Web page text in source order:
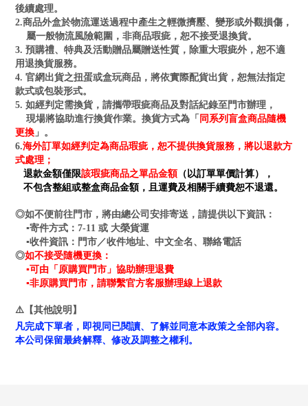
後續處理。
2.商品外盒於物流運送過程中產生之輕微擠壓、變形或外觀損傷，
屬一般物流風險範圍，非商品瑕疵，恕不接受退換貨。
3. 預購禮、特典及活動贈品屬贈送性質，除重大瑕疵外，恕不適
用退換貨服務。
4. 官網出貨之扭蛋或盒玩商品，將依實際配貨出貨，恕無法指定
款式或包裝形式。
5. 如經判定需換貨，請攜帶瑕疵商品及對話紀錄至門市辦理，
現場將協助進行換貨作業。換貨方式為「 同系列盲盒商品隨機
更換 」。
6.海外訂單如經判定為商品瑕疵，恕不提供換貨服務，將以退款方
式處理；
退款金額僅限該瑕疵商品之單品金額（以訂單單價計算），
不包含整組或整盒商品金額，且運費及相關手續費恕不退還。
◎如不便前往門市，將由總公司安排寄送，請提供以下資訊：
▪寄件方式：7-11 或 大榮貨運
▪收件資訊：門市／收件地址、中文全名、聯絡電話
◎如不接受隨機更換：
▪可由「原購買門市」協助辦理退費
▪非原購買門市，請聯繫官方客服辦理線上退款
⚠️【其他說明】
凡完成下單者，即視同已閱讀、了解並同意本政策之全部內容。
本公司保留最終解釋、修改及調整之權利。